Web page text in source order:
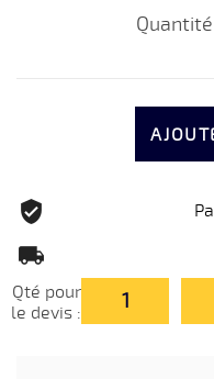
Quantité
Qté pour
le devis :